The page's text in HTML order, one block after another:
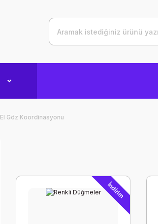
El Göz Koordinasyonu
İndirim